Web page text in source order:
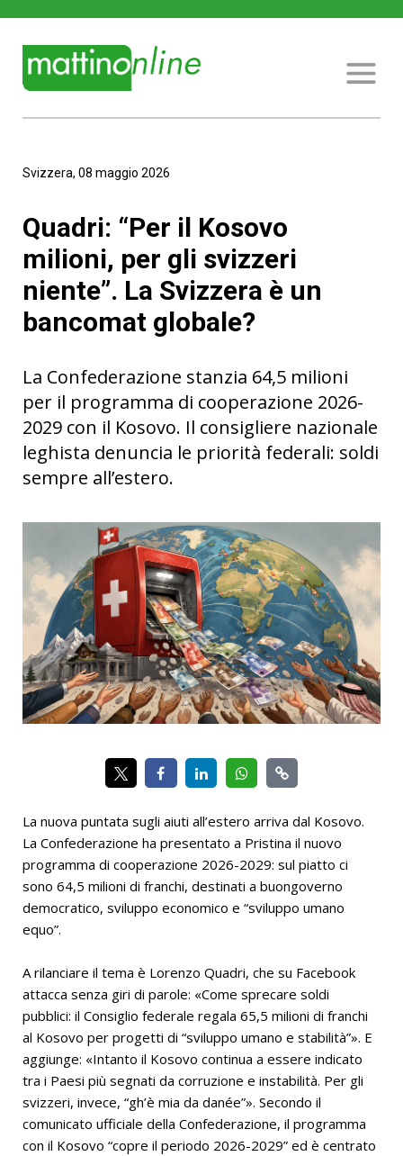
Svizzera, 08 maggio 2026
Quadri: “Per il Kosovo
milioni, per gli svizzeri
niente”. La Svizzera è un
bancomat globale?
La Confederazione stanzia 64,5 milioni
per il programma di cooperazione 2026-
2029 con il Kosovo. Il consigliere nazionale
leghista denuncia le priorità federali: soldi
sempre all’estero.
La nuova puntata sugli aiuti all’estero arriva dal Kosovo.
La Confederazione ha presentato a Pristina il nuovo
programma di cooperazione 2026-2029: sul piatto ci
sono 64,5 milioni di franchi, destinati a buongoverno
democratico, sviluppo economico e “sviluppo umano
equo”.
A rilanciare il tema è Lorenzo Quadri, che su Facebook
attacca senza giri di parole: «Come sprecare soldi
pubblici: il Consiglio federale regala 65,5 milioni di franchi
al Kosovo per progetti di “sviluppo umano e stabilità”». E
aggiunge: «Intanto il Kosovo continua a essere indicato
tra i Paesi più segnati da corruzione e instabilità. Per gli
svizzeri, invece, “gh’è mia da danée”». Secondo il
comunicato ufficiale della Confederazione, il programma
con il Kosovo “copre il periodo 2026-2029” ed è centrato